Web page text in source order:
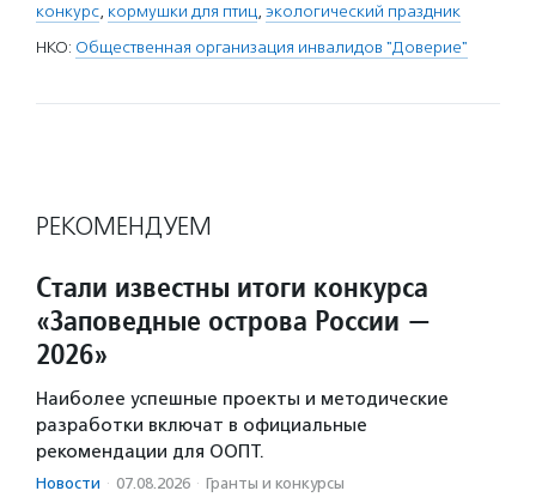
конкурс, кормушки для птиц, экологический праздник
НКО: Общественная организация инвалидов "Доверие"
РЕКОМЕНДУЕМ
Стали известны итоги конкурса
«Заповедные острова России —
2026»
Наиболее успешные проекты и методические
разработки включат в официальные
рекомендации для ООПТ.
Новости · 07.08.2026 · Гранты и конкурсы